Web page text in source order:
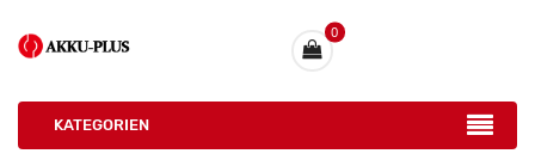
0
KATEGORIEN